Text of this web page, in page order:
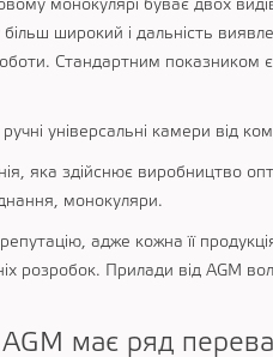
монокулярі буває двох
широкий і дальність
Стандартним
універсальні камери від
яка здійснює виробництво
монокуляри.
адже кожна її
розробок. Прилади від AGM
AGM має ряд